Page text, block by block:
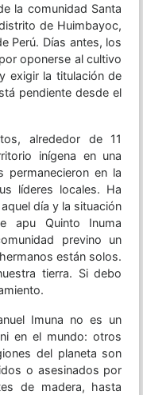
la comunidad Santa
de Huimbayoc,
Perú. Días antes, los
oponerse al cultivo
exigir la titulación de
pendiente desde el
alrededor de 11
inígena en una
permanecieron en la
líderes locales. Ha
día y la situación
apu Quinto Inuma
previno un
están solos.
tierra. Si debo
Imuna no es un
en el mundo: otros
del planeta son
o asesinados por
de madera, hasta